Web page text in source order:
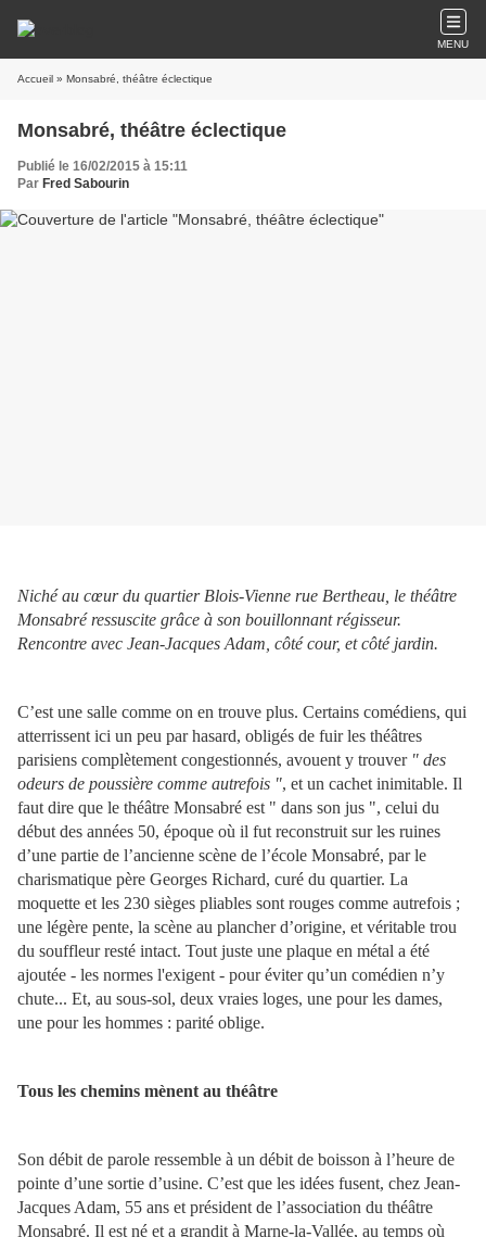
MENU
Accueil » Monsabré, théâtre éclectique
Monsabré, théâtre éclectique
Publié le 16/02/2015 à 15:11
Par Fred Sabourin
Niché au cœur du quartier Blois-Vienne rue Bertheau, le théâtre
Monsabré ressuscite grâce à son bouillonnant régisseur.
Rencontre avec Jean-Jacques Adam, côté cour, et côté jardin.
C’est une salle comme on en trouve plus. Certains comédiens, qui
atterrissent ici un peu par hasard, obligés de fuir les théâtres
parisiens complètement congestionnés, avouent y trouver " des
odeurs de poussière comme autrefois ", et un cachet inimitable. Il
faut dire que le théâtre Monsabré est " dans son jus ", celui du
début des années 50, époque où il fut reconstruit sur les ruines
d’une partie de l’ancienne scène de l’école Monsabré, par le
charismatique père Georges Richard, curé du quartier. La
moquette et les 230 sièges pliables sont rouges comme autrefois ;
une légère pente, la scène au plancher d’origine, et véritable trou
du souffleur resté intact. Tout juste une plaque en métal a été
ajoutée - les normes l'exigent - pour éviter qu’un comédien n’y
chute... Et, au sous-sol, deux vraies loges, une pour les dames,
une pour les hommes : parité oblige.
Tous les chemins mènent au théâtre
Son débit de parole ressemble à un débit de boisson à l’heure de
pointe d’une sortie d’usine. C’est que les idées fusent, chez Jean-
Jacques Adam, 55 ans et président de l’association du théâtre
Monsabré. Il est né et a grandit à Marne-la-Vallée, au temps où